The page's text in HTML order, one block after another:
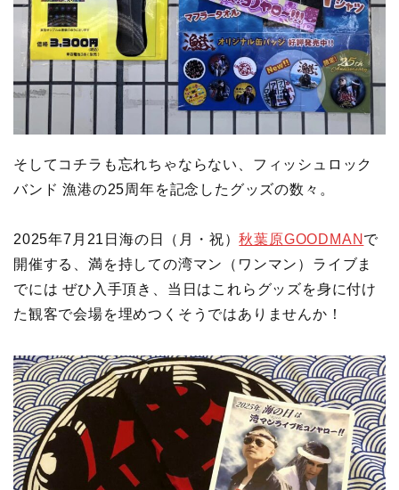
そしてコチラも忘れちゃならない、フィッシュロック
バンド 漁港の25周年を記念したグッズの数々。
2025年7月21日海の日（月・祝）秋葉原GOODMAN で
開催する、満を持しての湾マン（ワンマン）ライブま
でには ぜひ入手頂き、当日はこれらグッズを身に付け
た観客で会場を埋めつくそうではありませんか！